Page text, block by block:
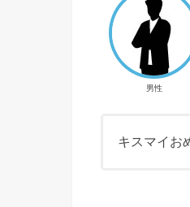
男性
キスマイお